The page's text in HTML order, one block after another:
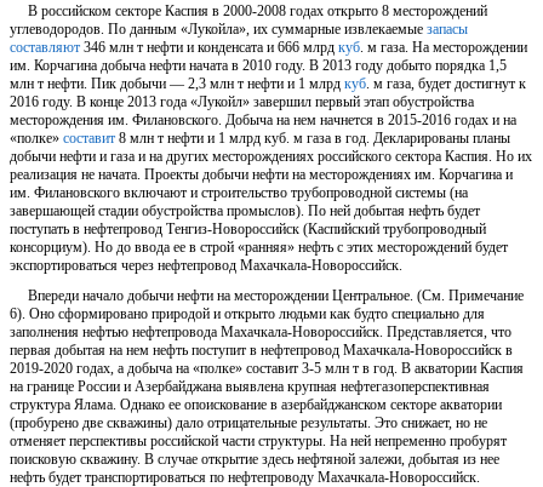
В российском секторе Каспия в 2000-2008 годах открыто 8 месторождений
углеводородов. По данным «Лукойла», их суммарные извлекаемые запасы
составляют 346 млн т нефти и конденсата и 666 млрд куб . м газа. На месторождении
им. Корчагина добыча нефти начата в 2010 году. В 2013 году добыто порядка 1,5
млн т нефти. Пик добычи — 2,3 млн т нефти и 1 млрд куб . м газа, будет достигнут к
2016 году. В конце 2013 года «Лукойл» завершил первый этап обустройства
месторождения им. Филановского. Добыча на нем начнется в 2015-2016 годах и на
«полке» составит 8 млн т нефти и 1 млрд куб. м газа в год. Декларированы планы
добычи нефти и газа и на других месторождениях российского сектора Каспия. Но их
реализация не начата. Проекты добычи нефти на месторождениях им. Корчагина и
им. Филановского включают и строительство трубопроводной системы (на
завершающей стадии обустройства промыслов). По ней добытая нефть будет
поступать в нефтепровод Тенгиз-Новороссийск (Каспийский трубопроводный
консорциум). Но до ввода ее в строй «ранняя» нефть с этих месторождений будет
экспортироваться через нефтепровод Махачкала-Новороссийск.
Впереди начало добычи нефти на месторождении Центральное. (См. Примечание
6). Оно сформировано природой и открыто людьми как будто специально для
заполнения нефтью нефтепровода Махачкала-Новороссийск. Представляется, что
первая добытая на нем нефть поступит в нефтепровод Махачкала-Новороссийск в
2019-2020 годах, а добыча на «полке» составит 3-5 млн т в год. В акватории Каспия
на границе России и Азербайджана выявлена крупная нефтегазоперспективная
структура Ялама. Однако ее опоискование в азербайджанском секторе акватории
(пробурено две скважины) дало отрицательные результаты. Это снижает, но не
отменяет перспективы российской части структуры. На ней непременно пробурят
поисковую скважину. В случае открытие здесь нефтяной залежи, добытая из нее
нефть будет транспортироваться по нефтепроводу Махачкала-Новороссийск.